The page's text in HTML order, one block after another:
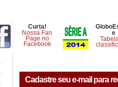
Curta!
Nossa Fan
Page no
Facebook
e
Cadastre seu e-mail para